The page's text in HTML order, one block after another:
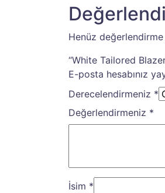
Henüz değerlendirme
“White Tailored
E-posta hesabınız
Derecelendirmeniz *
Değerlendirmeniz *
İsim *